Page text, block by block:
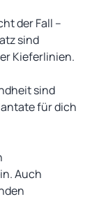
der Fall –
sind
Kieferlinien.
sind
für dich
Auch